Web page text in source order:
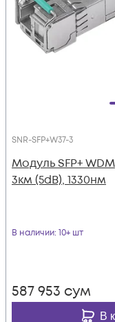
SNR-SFP+W37-3
Модуль SFP+
3км (5dB), 1330нм
В наличии: 10+ шт
587 953 сум
В